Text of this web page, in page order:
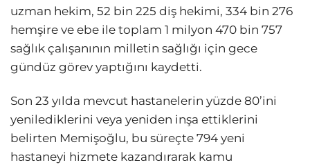
uzman hekim, 52 bin 225 diş hekimi, 334 bin 276
hemşire ve ebe ile toplam 1 milyon 470 bin 757
sağlık çalışanının milletin sağlığı için gece
gündüz görev yaptığını kaydetti.
Son 23 yılda mevcut hastanelerin yüzde 80’ini
yenilediklerini veya yeniden inşa ettiklerini
belirten Memişoğlu, bu süreçte 794 yeni
hastaneyi hizmete kazandırarak kamu